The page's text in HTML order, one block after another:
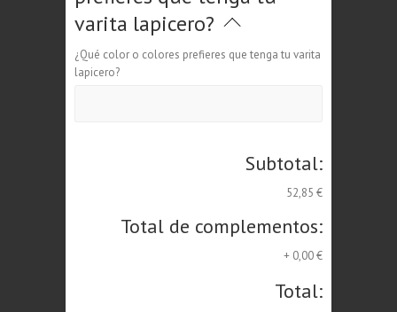
varita lapicero?
¿Qué color o colores prefieres que tenga tu varita
lapicero?
Subtotal:
52,85 €
Total de complementos:
+ 0,00 €
Total: